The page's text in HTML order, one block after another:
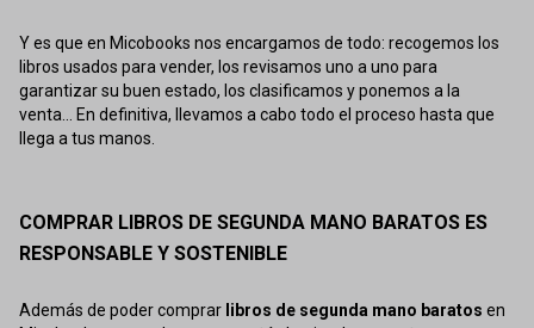
Y es que en Micobooks nos encargamos de todo: recogemos los
libros usados para vender, los revisamos uno a uno para
garantizar su buen estado, los clasificamos y ponemos a la
venta... En definitiva, llevamos a cabo todo el proceso hasta que
llega a tus manos.
COMPRAR LIBROS DE SEGUNDA MANO BARATOS ES
RESPONSABLE Y SOSTENIBLE
Además de poder comprar libros de segunda mano baratos en